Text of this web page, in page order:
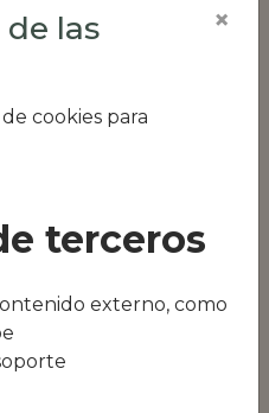
las
cookies para
×
terceros
externo, como